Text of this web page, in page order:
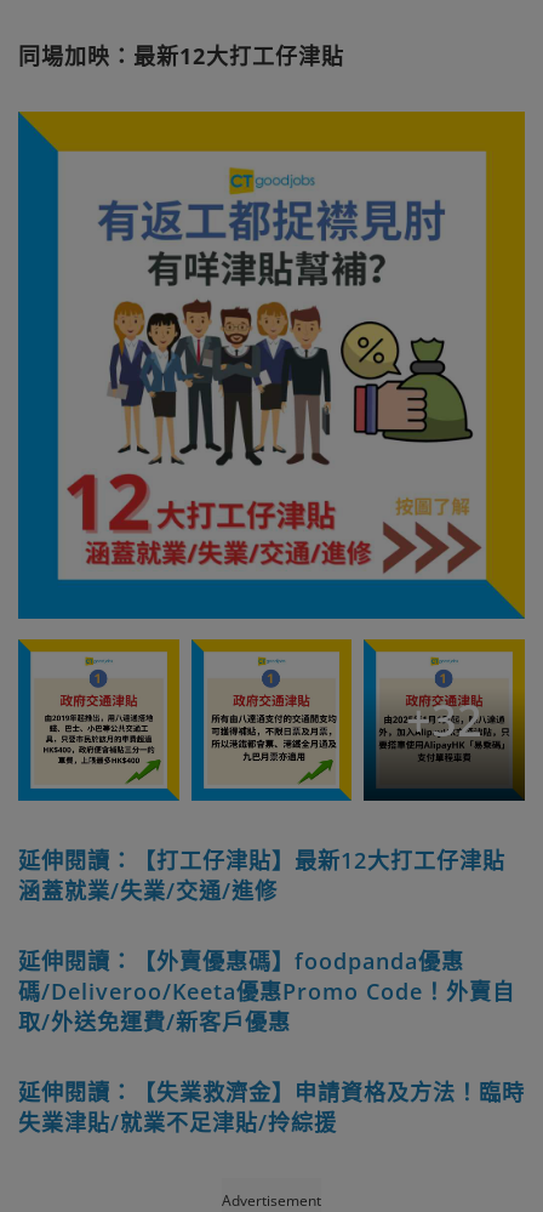
同場加映：最新12大打工仔津貼
+32
延伸閱讀：【打工仔津貼】最新12大打工仔津貼
涵蓋就業/失業/交通/進修
延伸閱讀：【外賣優惠碼】foodpanda優惠
碼/Deliveroo/Keeta優惠Promo Code！外賣自
取/外送免運費/新客戶優惠
延伸閱讀：【失業救濟金】申請資格及方法！臨時
失業津貼/就業不足津貼/拎綜援
Advertisement